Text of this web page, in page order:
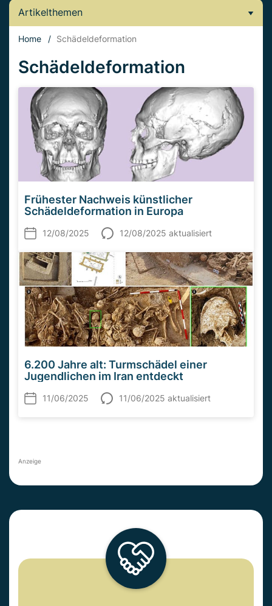
Artikelthemen
Home / Schädeldeformation
Schädeldeformation
Frühester Nachweis künstlicher
Schädeldeformation in Europa
12/08/2025 12/08/2025 aktualisiert
6.200 Jahre alt: Turmschädel einer
Jugendlichen im Iran entdeckt
11/06/2025 11/06/2025 aktualisiert
Anzeige